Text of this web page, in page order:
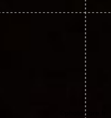
©photo-libre.fr